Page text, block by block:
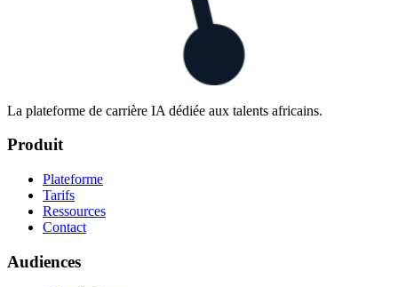
La plateforme de carrière IA dédiée aux talents africains.
Produit
Plateforme
Tarifs
Ressources
Contact
Audiences